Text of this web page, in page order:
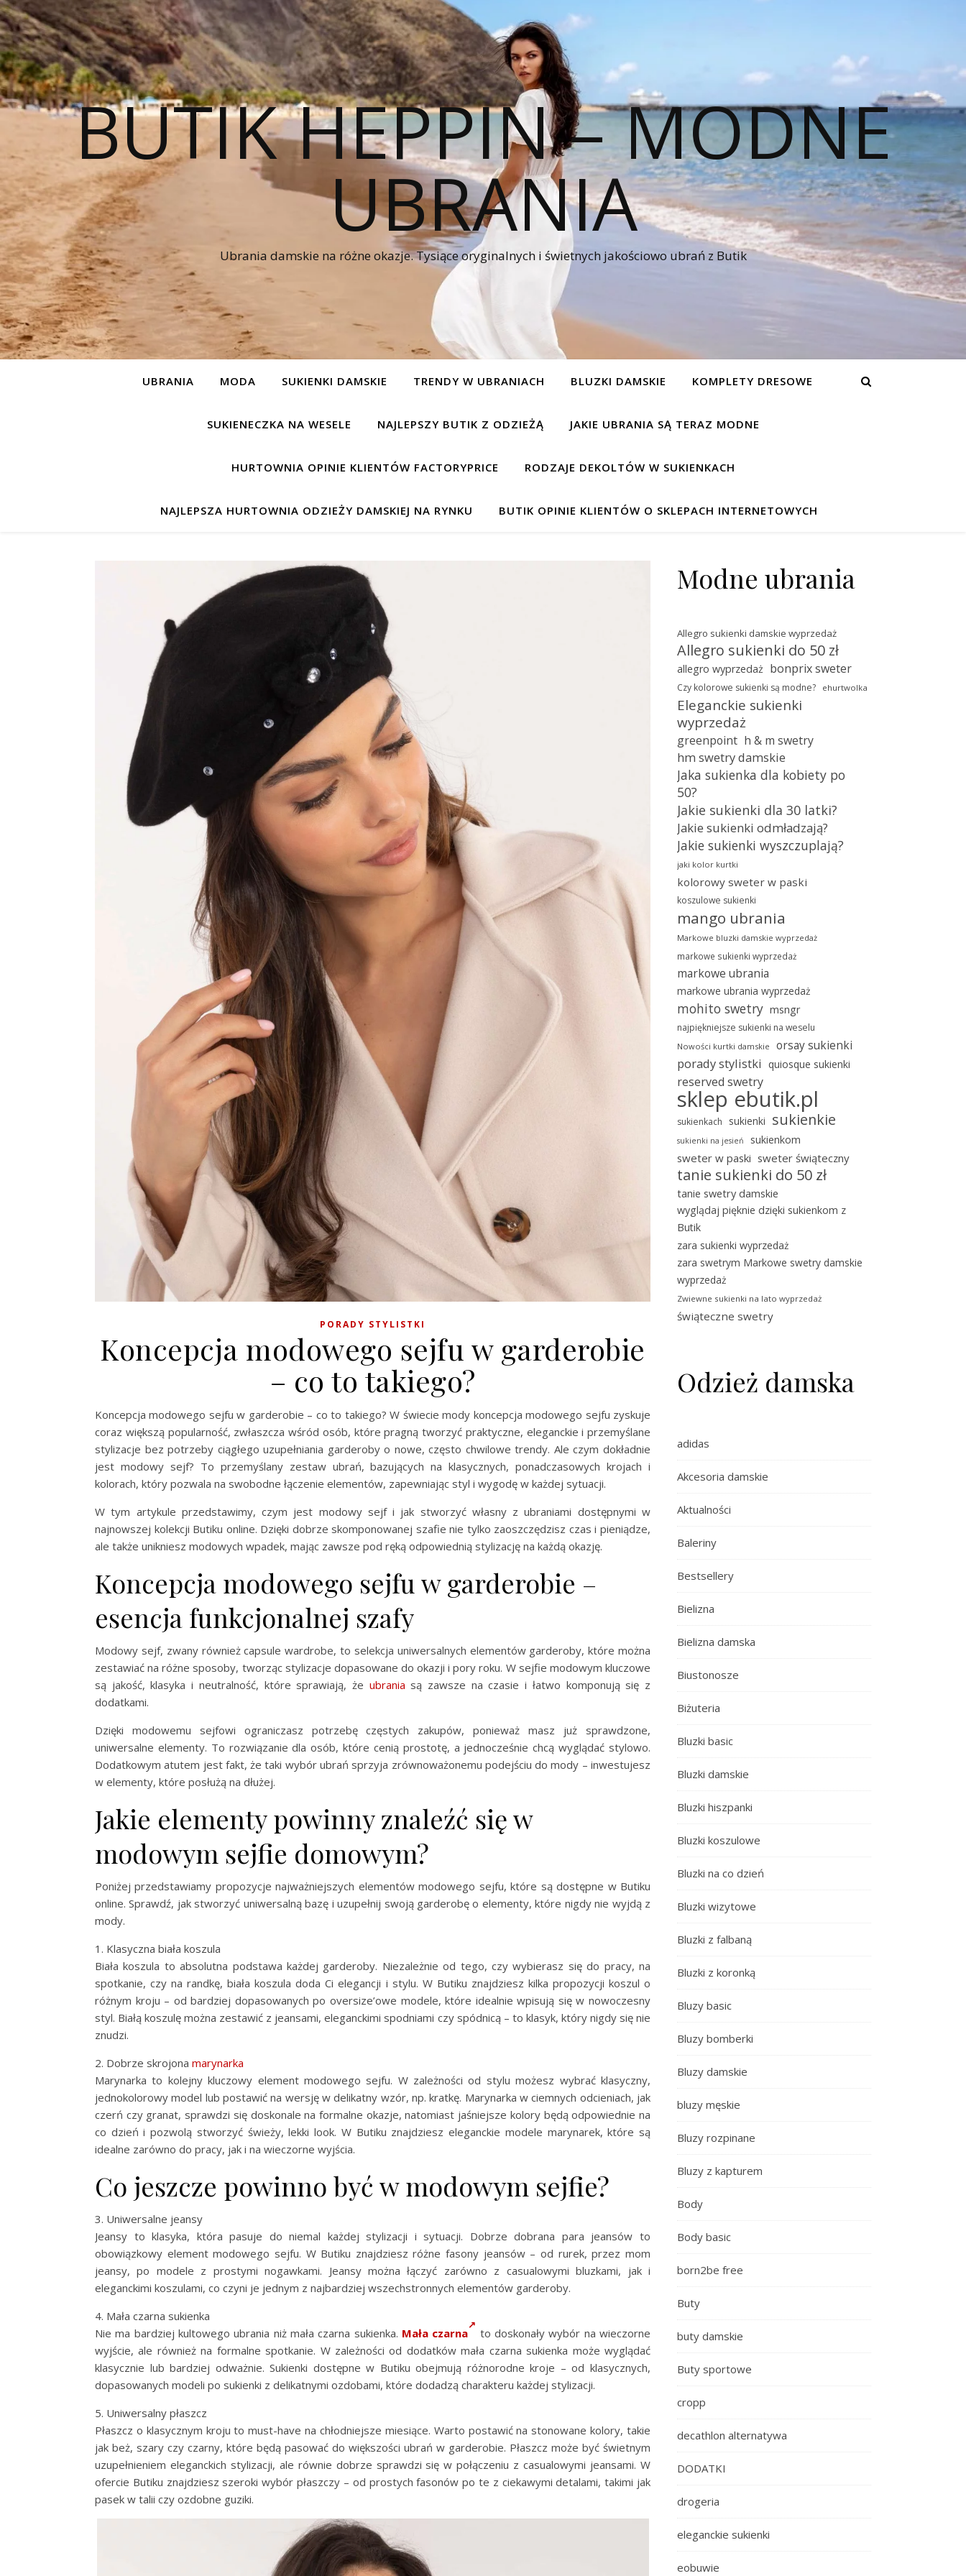
BUTIK HEPPIN – MODNE
UBRANIA
Ubrania damskie na różne okazje. Tysiące oryginalnych i świetnych jakościowo ubrań z Butik
UBRANIA MODA SUKIENKI DAMSKIE TRENDY W UBRANIACH BLUZKI DAMSKIE KOMPLETY DRESOWE
SUKIENECZKA NA WESELE NAJLEPSZY BUTIK Z ODZIEŻĄ JAKIE UBRANIA SĄ TERAZ MODNE
HURTOWNIA OPINIE KLIENTÓW FACTORYPRICE RODZAJE DEKOLTÓW W SUKIENKACH
NAJLEPSZA HURTOWNIA ODZIEŻY DAMSKIEJ NA RYNKU BUTIK OPINIE KLIENTÓW O SKLEPACH INTERNETOWYCH
PORADY STYLISTKI
Koncepcja modowego sejfu w garderobie
– co to takiego?
Koncepcja modowego sejfu w garderobie – co to takiego? W świecie mody koncepcja modowego sejfu zyskuje
coraz większą popularność, zwłaszcza wśród osób, które pragną tworzyć praktyczne, eleganckie i przemyślane
stylizacje bez potrzeby ciągłego uzupełniania garderoby o nowe, często chwilowe trendy. Ale czym dokładnie
jest modowy sejf? To przemyślany zestaw ubrań, bazujących na klasycznych, ponadczasowych krojach i
kolorach, który pozwala na swobodne łączenie elementów, zapewniając styl i wygodę w każdej sytuacji.
W tym artykule przedstawimy, czym jest modowy sejf i jak stworzyć własny z ubraniami dostępnymi w
najnowszej kolekcji Butiku online. Dzięki dobrze skomponowanej szafie nie tylko zaoszczędzisz czas i pieniądze,
ale także unikniesz modowych wpadek, mając zawsze pod ręką odpowiednią stylizację na każdą okazję.
Koncepcja modowego sejfu w garderobie –
esencja funkcjonalnej szafy
Modowy sejf, zwany również capsule wardrobe, to selekcja uniwersalnych elementów garderoby, które można
zestawiać na różne sposoby, tworząc stylizacje dopasowane do okazji i pory roku. W sejfie modowym kluczowe
są jakość, klasyka i neutralność, które sprawiają, że ubrania są zawsze na czasie i łatwo komponują się z
dodatkami.
Dzięki modowemu sejfowi ograniczasz potrzebę częstych zakupów, ponieważ masz już sprawdzone,
uniwersalne elementy. To rozwiązanie dla osób, które cenią prostotę, a jednocześnie chcą wyglądać stylowo.
Dodatkowym atutem jest fakt, że taki wybór ubrań sprzyja zrównoważonemu podejściu do mody – inwestujesz
w elementy, które posłużą na dłużej.
Jakie elementy powinny znaleźć się w
modowym sejfie domowym?
Poniżej przedstawiamy propozycje najważniejszych elementów modowego sejfu, które są dostępne w Butiku
online. Sprawdź, jak stworzyć uniwersalną bazę i uzupełnij swoją garderobę o elementy, które nigdy nie wyjdą z
mody.
1. Klasyczna biała koszula
Biała koszula to absolutna podstawa każdej garderoby. Niezależnie od tego, czy wybierasz się do pracy, na
spotkanie, czy na randkę, biała koszula doda Ci elegancji i stylu. W Butiku znajdziesz kilka propozycji koszul o
różnym kroju – od bardziej dopasowanych po oversize’owe modele, które idealnie wpisują się w nowoczesny
styl. Białą koszulę można zestawić z jeansami, eleganckimi spodniami czy spódnicą – to klasyk, który nigdy się nie
znudzi.
2. Dobrze skrojona marynarka
Marynarka to kolejny kluczowy element modowego sejfu. W zależności od stylu możesz wybrać klasyczny,
jednokolorowy model lub postawić na wersję w delikatny wzór, np. kratkę. Marynarka w ciemnych odcieniach, jak
czerń czy granat, sprawdzi się doskonale na formalne okazje, natomiast jaśniejsze kolory będą odpowiednie na
co dzień i pozwolą stworzyć świeży, lekki look. W Butiku znajdziesz eleganckie modele marynarek, które są
idealne zarówno do pracy, jak i na wieczorne wyjścia.
Co jeszcze powinno być w modowym sejfie?
3. Uniwersalne jeansy
Jeansy to klasyka, która pasuje do niemal każdej stylizacji i sytuacji. Dobrze dobrana para jeansów to
obowiązkowy element modowego sejfu. W Butiku znajdziesz różne fasony jeansów – od rurek, przez mom
jeansy, po modele z prostymi nogawkami. Jeansy można łączyć zarówno z casualowymi bluzkami, jak i
eleganckimi koszulami, co czyni je jednym z najbardziej wszechstronnych elementów garderoby.
4. Mała czarna sukienka
Nie ma bardziej kultowego ubrania niż mała czarna sukienka. Mała czarna
to doskonały wybór na wieczorne
wyjście, ale również na formalne spotkanie. W zależności od dodatków mała czarna sukienka może wyglądać
klasycznie lub bardziej odważnie. Sukienki dostępne w Butiku obejmują różnorodne kroje – od klasycznych,
dopasowanych modeli po sukienki z delikatnymi ozdobami, które dodadzą charakteru każdej stylizacji.
5. Uniwersalny płaszcz
Płaszcz o klasycznym kroju to must-have na chłodniejsze miesiące. Warto postawić na stonowane kolory, takie
jak beż, szary czy czarny, które będą pasować do większości ubrań w garderobie. Płaszcz może być świetnym
uzupełnieniem eleganckich stylizacji, ale równie dobrze sprawdzi się w połączeniu z casualowymi jeansami. W
ofercie Butiku znajdziesz szeroki wybór płaszczy – od prostych fasonów po te z ciekawymi detalami, takimi jak
pasek w talii czy ozdobne guziki.
Modne ubrania
Allegro sukienki damskie wyprzedaż
Allegro sukienki do 50 zł
allegro wyprzedaż bonprix sweter
Czy kolorowe sukienki są modne? ehurtwolka
Eleganckie sukienki
wyprzedaż
greenpoint h & m swetry
hm swetry damskie
Jaka sukienka dla kobiety po
50?
Jakie sukienki dla 30 latki?
Jakie sukienki odmładzają?
Jakie sukienki wyszczuplają?
jaki kolor kurtki
kolorowy sweter w paski
koszulowe sukienki
mango ubrania
Markowe bluzki damskie wyprzedaż
markowe sukienki wyprzedaż
markowe ubrania
markowe ubrania wyprzedaż
mohito swetry msngr
najpiękniejsze sukienki na weselu
Nowości kurtki damskie orsay sukienki
porady stylistki quiosque sukienki
reserved swetry
sklep ebutik.pl
sukienkach sukienki sukienkie
sukienki na jesień sukienkom
sweter w paski sweter świąteczny
tanie sukienki do 50 zł
tanie swetry damskie
wyglądaj pięknie dzięki sukienkom z
Butik
zara sukienki wyprzedaż
zara swetrym Markowe swetry damskie
wyprzedaż
Zwiewne sukienki na lato wyprzedaż
świąteczne swetry
Odzież damska
adidas
Akcesoria damskie
Aktualności
Baleriny
Bestsellery
Bielizna
Bielizna damska
Biustonosze
Biżuteria
Bluzki basic
Bluzki damskie
Bluzki hiszpanki
Bluzki koszulowe
Bluzki na co dzień
Bluzki wizytowe
Bluzki z falbaną
Bluzki z koronką
Bluzy basic
Bluzy bomberki
Bluzy damskie
bluzy męskie
Bluzy rozpinane
Bluzy z kapturem
Body
Body basic
born2be free
Buty
buty damskie
Buty sportowe
cropp
decathlon alternatywa
DODATKI
drogeria
eleganckie sukienki
eobuwie